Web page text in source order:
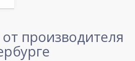
производителя